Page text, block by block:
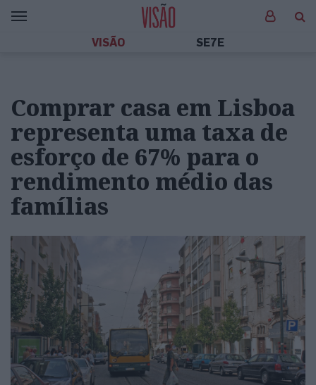
VISÃO SE7E
Comprar casa em Lisboa
representa uma taxa de
esforço de 67% para o
rendimento médio das
famílias